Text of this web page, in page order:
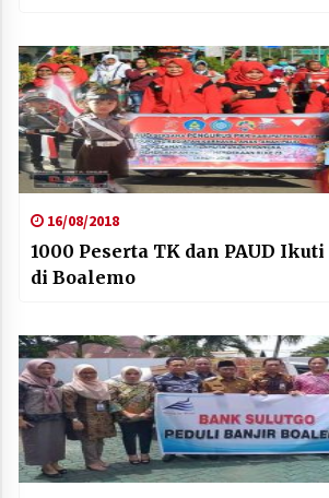
16/08/2018
1000 Peserta TK dan PAUD
di Boalemo